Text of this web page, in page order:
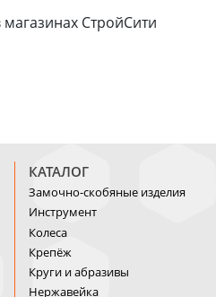
СтройСити
КАТАЛОГ
Замочно-скобяные изделия
Инструмент
Колеса
Крепёж
Круги и абразивы
Нержавейка